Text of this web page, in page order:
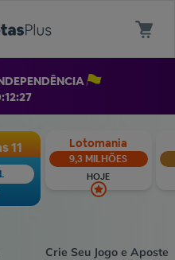
11 Lotomania
9,3 MILHÕES
HOJE
Crie Seu Jogo e Aposte